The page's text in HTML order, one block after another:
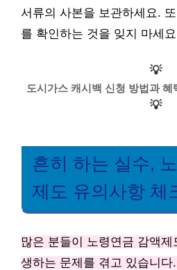
서류의 사본을 보관하세요.
를 확인하는 것을 잊지 마세
💡
도시가스 캐시백 신청 방법과
💡
흔히 하는 실수,
제도 유의사항 체
많은 분들이 노령연금 감액
생하는 문제를 겪고 있습니